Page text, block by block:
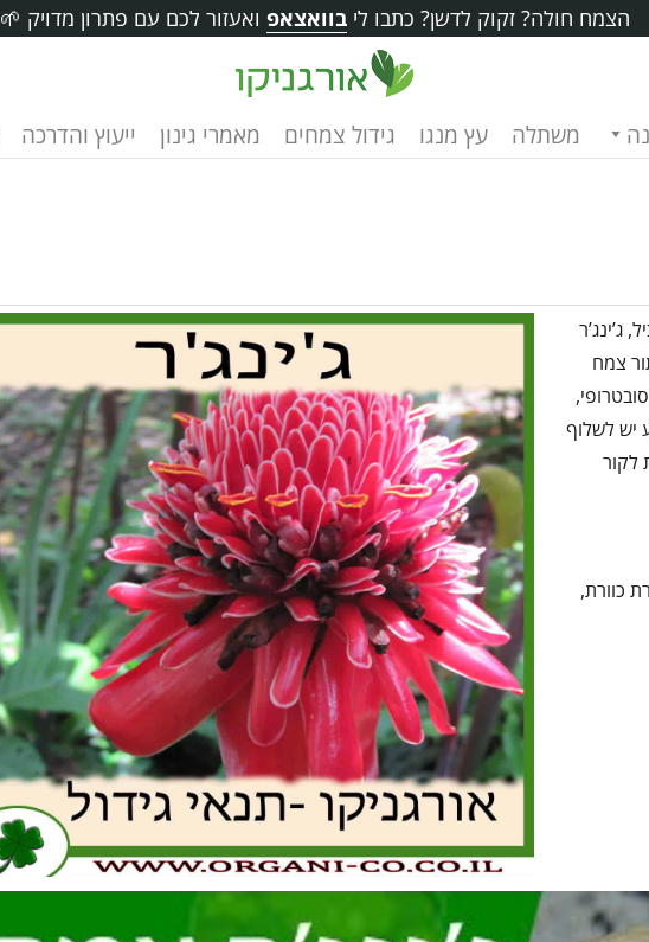
הצמח חולה? זקוק לדשן? כתבו לי בוואצאפ ואעזור לכם עם פתרון מדויק 🌱
משתלה עץ מנגו גידול צמחים מאמרי גינון ייעוץ והדרכה
ג’ינג’ר
צמח
יש לשלוף
לקור
כוורת,